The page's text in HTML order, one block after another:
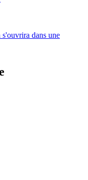
s'ouvrira dans une